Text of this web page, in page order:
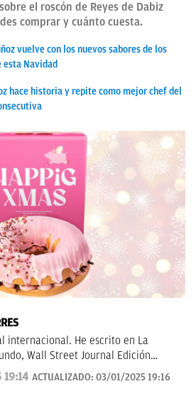
el roscón de Reyes de Dabiz
comprar y cuánto cuesta.
vuelve con los nuevos sabores de los
esta Navidad
hace historia y repite como mejor chef del
internacional. He escrito en La
Wall Street Journal Edición
ACTUALIZADO: 03/01/2025 19:16